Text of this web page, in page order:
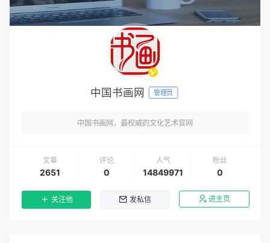
中国书画网 管理员
中国书画网，最权威的文化艺术官网
文章
2651
评论
0
人气
14849971
粉丝
0
关注他 发私信 进主页